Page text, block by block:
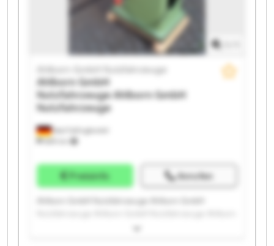
Bad Fallingbostel
689 km
Ahlborn GmbH Nutzfahrzeuge
Ahlborn GmbH
NutzfahrzeugeAhlborn GmbH
Nutzfahrzeuge
Preisinfo Anrufen
Ahlborn GmbH Nutzfahrzeuge Ahlborn GmbH
GmbH Nutzfahrzeuge Ahlborn GmbH Nutzfahrzeuge